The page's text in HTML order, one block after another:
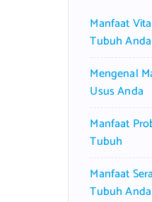
:Manfaat
Tubuh Anda
Mengenal
Usus Anda
Manfaat
Tubuh
Manfaat
Tubuh Anda